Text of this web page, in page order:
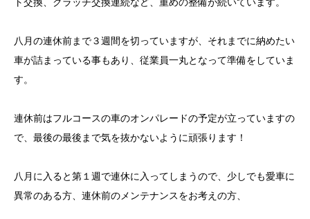
八月の連休前まで３週間を切っていますが、それまでに納めたい
車が詰まっている事もあり、従業員一丸となって準備をしていま
す。
連休前はフルコースの車のオンパレードの予定が立っていますの
で、最後の最後まで気を抜かないように頑張ります！
八月に入ると第１週で連休に入ってしまうので、少しでも愛車に
異常のある方、連休前のメンテナンスをお考えの方、